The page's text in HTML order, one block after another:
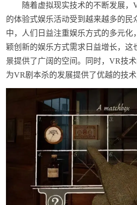
随着虚拟现实技术的不断发展，
的体验式娱乐活动受到越来越多的民
中，人们日益注重娱乐方式的多元化
颖创新的娱乐方式需求日益增长，这
景提供了广阔的空间。同时，VR技
为VR剧本杀的发展提供了优越的技术